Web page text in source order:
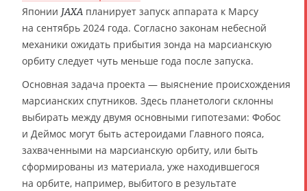
Японии JAXA планирует запуск аппарата к Марсу
на сентябрь 2024 года. Согласно законам небесной
механики ожидать прибытия зонда на марсианскую
орбиту следует чуть меньше года после запуска.
Основная задача проекта — выяснение происхождения
марсианских спутников. Здесь планетологи склонны
выбирать между двумя основными гипотезами: Фобос
и Деймос могут быть астероидами Главного пояса,
захваченными на марсианскую орбиту, или быть
сформированы из материала, уже находившегося
на орбите, например, выбитого в результате